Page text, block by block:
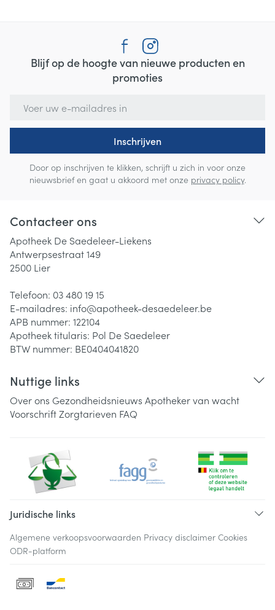
Blijf op de hoogte van nieuwe producten en
promoties
Inschrijven
Door op inschrijven te klikken, schrijft u zich in voor onze
nieuwsbrief en gaat u akkoord met onze privacy policy.
Contacteer ons
Apotheek De Saedeleer-Liekens
Antwerpsestraat 149
2500 Lier
Telefoon: 03 480 19 15
E-mailadres: info@apotheek-desaedeleer.be
APB nummer: 122104
Apotheek titularis: Pol De Saedeleer
BTW nummer: BE0404041820
Nuttige links
Over ons Gezondheidsnieuws Apotheker van wacht
VoorschriftZorgtarieven FAQ
Juridische links
Algemene verkoopsvoorwaarden Privacy disclaimer Cookies
ODR-platform